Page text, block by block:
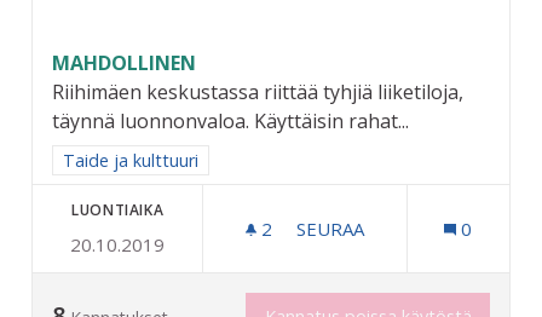
MAHDOLLINEN
Riihimäen keskustassa riittää tyhjiä liiketiloja,
täynnä luonnonvaloa. Käyttäisin rahat...
Rajaa tulokset aihepiirin mukaan: Taide ja kulttuuri
Taide ja kulttuuri
LUONTIAIKA
20.10.2019
2 2 SEURAAJAA
SEURAA 0